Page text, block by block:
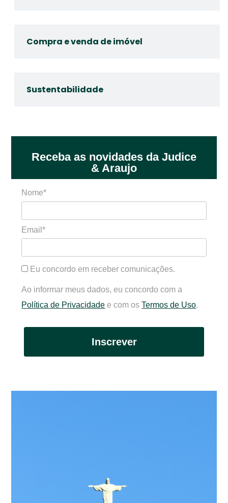
Compra e venda de imóvel
Sustentabilidade
Receba as novidades da Judice
& Araujo
Nome*
Email*
Eu concordo em receber comunicações.
Ao informar meus dados, eu concordo com a
Política de Privacidade e com osTermos de Uso.
Inscrever